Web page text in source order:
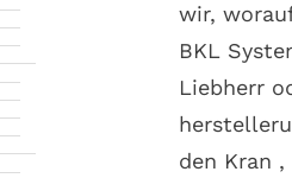
wir,
BKL
Liebherr
den Kran